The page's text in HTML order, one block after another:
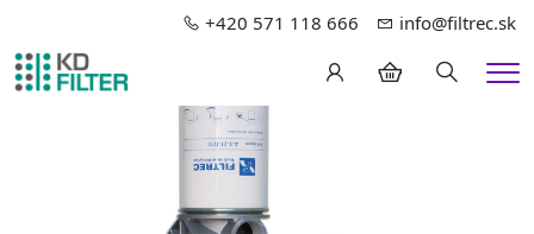
+420 571 118 666 info@filtrec.sk
Hledání